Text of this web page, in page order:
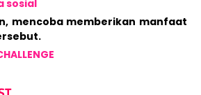
sosial
mencoba memberikan manfaat